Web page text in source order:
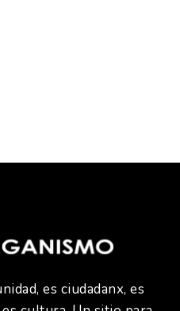
es ciudadanx, es